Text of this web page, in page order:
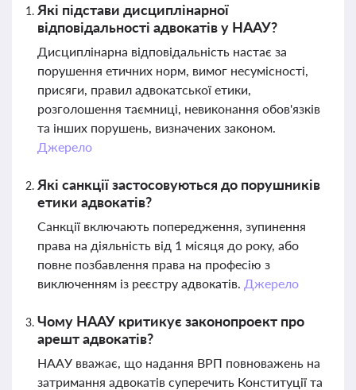
Які підстави дисциплінарної
відповідальності адвокатів у НААУ?
Дисциплінарна відповідальність настає за
порушення етичних норм, вимог несумісності,
присяги, правил адвокатської етики,
розголошення таємниці, невиконання обов'язків
та інших порушень, визначених законом.
Джерело
Які санкції застосовуються до порушників
етики адвокатів?
Санкції включають попередження, зупинення
права на діяльність від 1 місяця до року, або
повне позбавлення права на професію з
виключенням із реєстру адвокатів. Джерело
Чому НААУ критикує законопроект про
арешт адвокатів?
НААУ вважає, що надання ВРП повноважень на
затримання адвокатів суперечить Конституції та